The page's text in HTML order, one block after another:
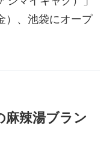
）、池袋にオープ
麻辣湯ブラン